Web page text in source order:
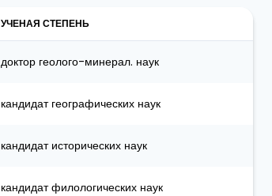
УЧЕНАЯ СТЕПЕНЬ
доктор геолого-минерал. наук
кандидат географических наук
кандидат исторических наук
кандидат филологических наук